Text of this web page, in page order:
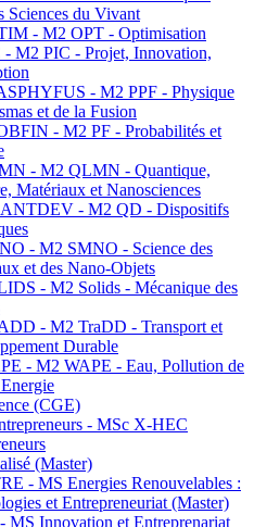
Sciences du Vivant
- M2 OPT - Optimisation
M2 PIC - Projet, Innovation,
- M2 PPF - Physique
et de la Fusion
- M2 PF - Probabilités et
- M2 QLMN - Quantique,
Matériaux et Nanosciences
- M2 QD - Dispositifs
- M2 SMNO - Science des
et des Nano-Objets
- M2 Solids - Mécanique des
- M2 TraDD - Transport et
Durable
- M2 WAPE - Eau, Pollution de
(CGE)
- MSc X-HEC
(Master)
- MS Energies Renouvelables :
et Entrepreneuriat (Master)
MS Innovation et Entreprenariat